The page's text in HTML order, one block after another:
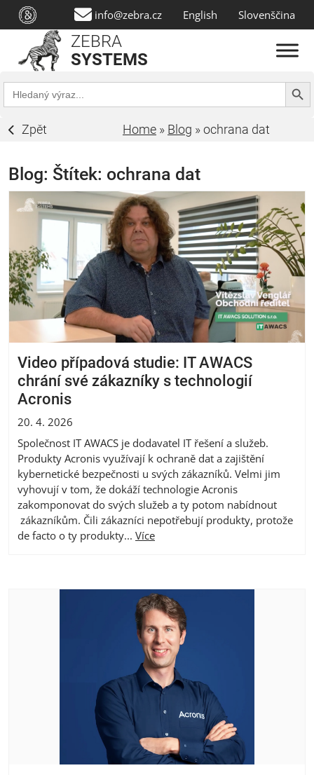
info@zebra.cz English Slovenščina
ZEBRA
SYSTEMS
Search
for:
Search
Zpět Home » Blog »ochrana dat
Blog: Štítek: ochrana dat
Video případová studie: IT AWACS
chrání své zákazníky s technologií
Acronis
20. 4. 2026
Společnost IT AWACS je dodavatel IT řešení a služeb.
Produkty Acronis využívají k ochraně dat a zajištění
kybernetické bezpečnosti u svých zákazníků. Velmi jim
vyhovují v tom, že dokáží technologie Acronis
zakomponovat do svých služeb a ty potom nabídnout
zákazníkům. Čili zákazníci nepotřebují produkty, protože
de facto o ty produkty... Více